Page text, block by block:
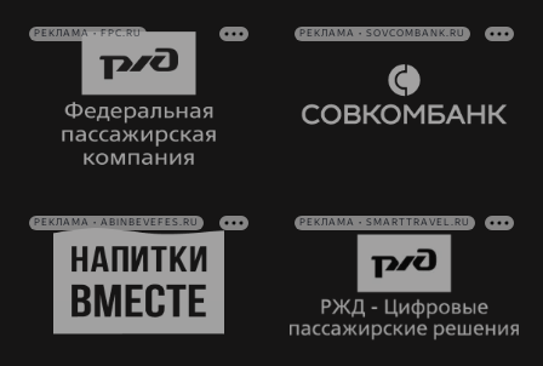
РЕКЛАМА • FPC.RU РЕКЛАМА • SOVCOMBANK.RU
РЕКЛАМА • ABINBEVEFES.RU РЕКЛАМА • SMARTTRAVEL.RU